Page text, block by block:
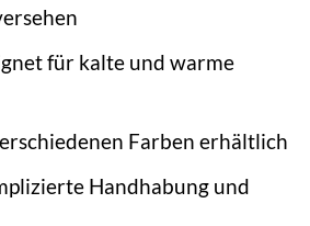
für kalte und warme
Farben erhältlich
Handhabung und